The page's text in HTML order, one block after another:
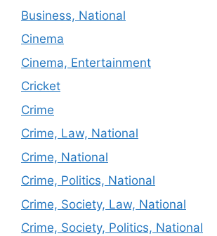
Business, National
Cinema
Cinema, Entertainment
Cricket
Crime
Crime, Law, National
Crime, National
Crime, Politics, National
Crime, Society, Law, National
Crime, Society, Politics, National